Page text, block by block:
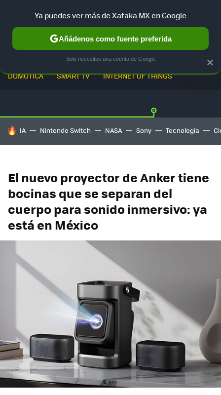
DOMÓTICA SMART TV INTERNET OF THINGS
HOY SE HABLA DE
IA Nintendo Switch NASA Sony Tecnología
El nuevo proyector de Anker tiene
bocinas que se separan del
cuerpo para sonido inmersivo: ya
está en México
×
Ya puedes ver más de Xataka MX en Google
Añádenos como fuente preferida
Solo necesitas una cuenta de Google